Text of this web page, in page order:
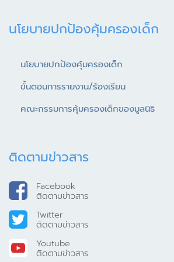
นโยบายปกป้องคุ้มครองเด็ก
นโยบายปกป้องคุ้มครองเด็ก
ขั้นตอนการรายงาน/ร้องเรียน
คณะกรรมการคุ้มครองเด็กของมูลนิธิ
ติดตามข่าวสาร
Facebook
ติดตามข่าวสาร
Twitter
ติดตามข่าวสาร
Youtube
ติดตามข่าวสาร